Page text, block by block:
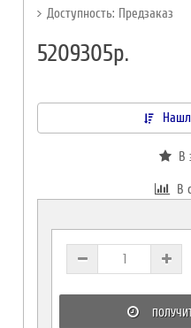
Доступность: Предзаказ
5209305р.
В
В